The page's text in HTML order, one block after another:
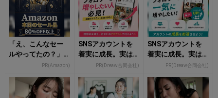
「え、こんなセー
ルやってたの？」8
0％OFF以上が続々
気が...
PR(Amazon)
SNSアカウントを
着実に成長。実は
みんなココ使って
PR(Dreaw合同会社)
SNSアカウントを
着実に成長。実は
みんなココ使って
PR(Dreaw合同会社)